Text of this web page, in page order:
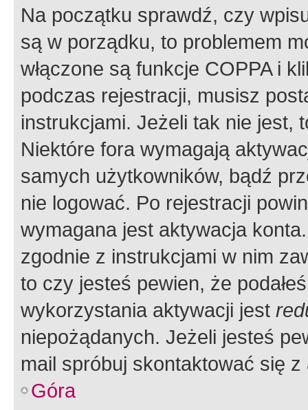
Na początku sprawdź, czy
są w porządku, to problemem
włączone są funkcje COPPA i
podczas rejestracji, musisz
instrukcjami. Jeżeli tak nie jest,
Niektóre fora wymagają
samych użytkowników, bądź
nie logować. Po rejestracji
wymagana jest aktywacja
zgodnie z instrukcjami w nim
to czy jesteś pewien, że
wykorzystania aktywacji jest
niepożądanych. Jeżeli jesteś
mail spróbuj skontaktować się
Góra